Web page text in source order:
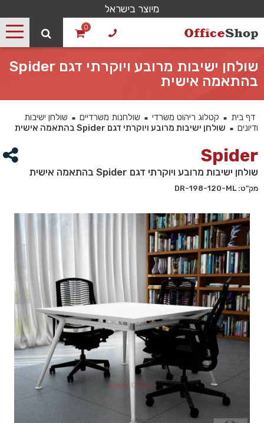
מיוצר בישראל
0
שולחן ישיבות מרובע ויוקרתי דגם Spider
בהתאמה אישית
דף בית ■ קטלוג ריהוט משרדי ■ שולחנות משרדיים ■
שולחן ישיבות
ודיונים ■ שולחן ישיבות מרובע ויוקרתי דגם Spider בהתאמה אישית
Spider
שולחן ישיבות מרובע ויוקרתי דגם Spider בהתאמה אישית
מק"ט: DR-198-120-ML